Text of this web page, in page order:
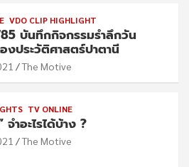
VDO CLIP HIGHLIGHT
บันทึกกิจกรรมรำลึกวัน
ประวัติศาสตร์ปาตานี
The Motive
TV ONLINE
จำอะไรได้บ้าง ?
The Motive